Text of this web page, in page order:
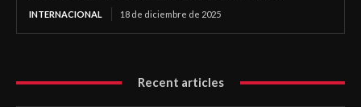
INTERNACIONAL 18 de diciembre de 2025
Recent articles